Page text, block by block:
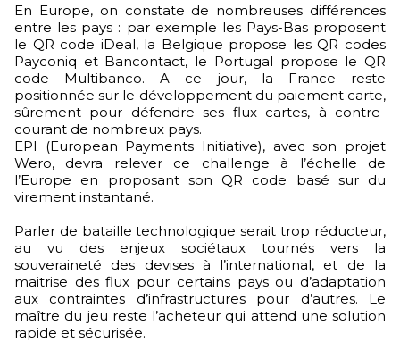
En Europe, on constate de nombreuses différences
entre les pays : par exemple les Pays-Bas proposent
le QR code iDeal, la Belgique propose les QR codes
Payconiq et Bancontact, le Portugal propose le QR
code Multibanco. A ce jour, la France reste
positionnée sur le développement du paiement carte,
sûrement pour défendre ses flux cartes, à contre-
courant de nombreux pays.
EPI (European Payments Initiative), avec son projet
Wero, devra relever ce challenge à l’échelle de
l’Europe en proposant son QR code basé sur du
virement instantané.
Parler de bataille technologique serait trop réducteur,
au vu des enjeux sociétaux tournés vers la
souveraineté des devises à l’international, et de la
maitrise des flux pour certains pays ou d’adaptation
aux contraintes d’infrastructures pour d’autres. Le
maître du jeu reste l’acheteur qui attend une solution
rapide et sécurisée.